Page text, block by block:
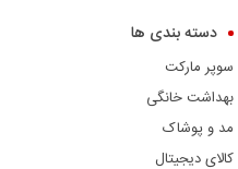
دسته بندی ها
سوپر مارکت
بهداشت خانگی
مد و پوشاک
کالای دیجیتال